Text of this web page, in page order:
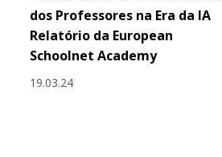
dos Professores na Era da IA
Relatório da European
Schoolnet Academy
19.03.24